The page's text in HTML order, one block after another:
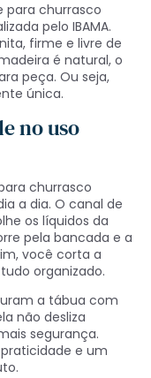
para churrasco
pelo IBAMA.
firme e livre de
é natural, o
peça. Ou seja,
única.
no uso
churrasco
a dia. O canal de
os líquidos da
pela bancada e a
você corta a
organizado.
a tábua com
não desliza
segurança.
e um